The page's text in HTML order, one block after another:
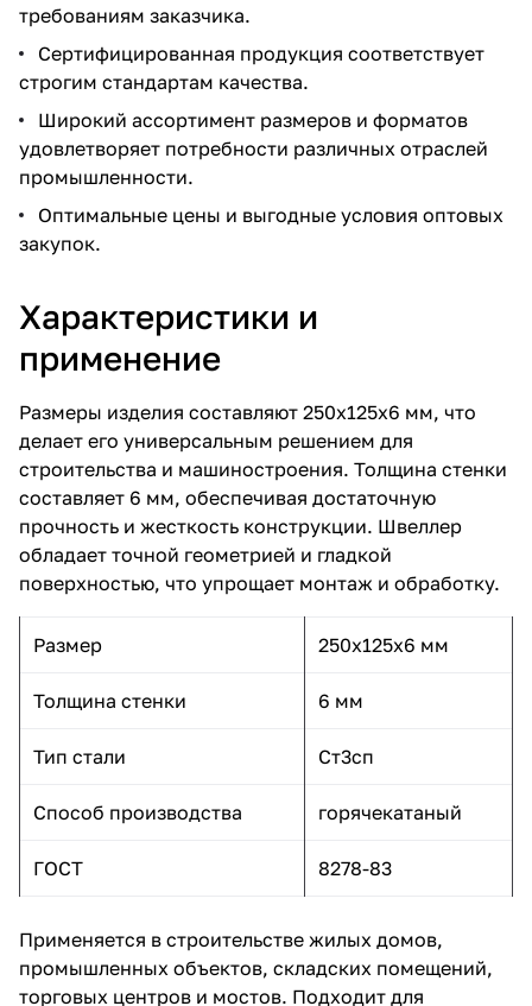
требованиям заказчика.
Сертифицированная продукция соответствует
строгим стандартам качества.
Широкий ассортимент размеров и форматов
удовлетворяет потребности различных отраслей
промышленности.
Оптимальные цены и выгодные условия оптовых
закупок.
Характеристики и
применение
Размеры изделия составляют 250x125x6 мм, что
делает его универсальным решением для
строительства и машиностроения. Толщина стенки
составляет 6 мм, обеспечивая достаточную
прочность и жесткость конструкции. Швеллер
обладает точной геометрией и гладкой
поверхностью, что упрощает монтаж и обработку.
Размер 250x125x6 мм
Толщина стенки 6 мм
Тип стали Ст3сп
Способ производства горячекатаный
ГОСТ 8278-83
Применяется в строительстве жилых домов,
промышленных объектов, складских помещений,
торговых центров и мостов. Подходит для